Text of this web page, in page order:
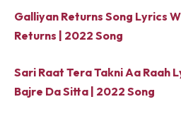
Galliyan Returns Song Lyrics
Returns | 2022 Song
Sari Raat Tera Takni Aa Raah
Bajre Da Sitta | 2022 Song